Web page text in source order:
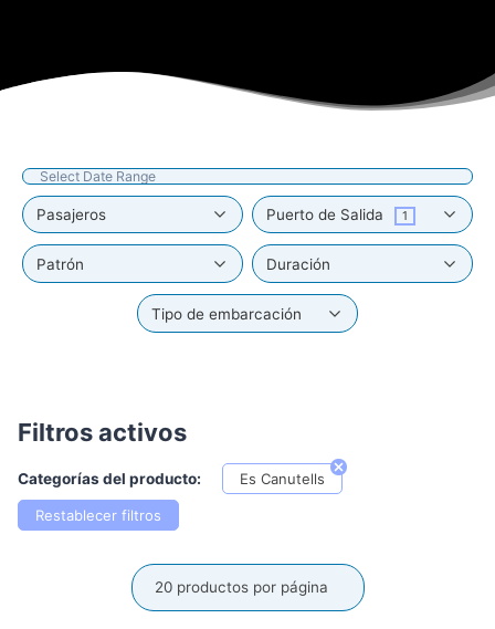
Pasajeros Puerto de Salida 1
Patrón Duración
Tipo de embarcación
Filtros activos
Categorías del producto: Es Canutells
Restablecer filtros
20 productos por página